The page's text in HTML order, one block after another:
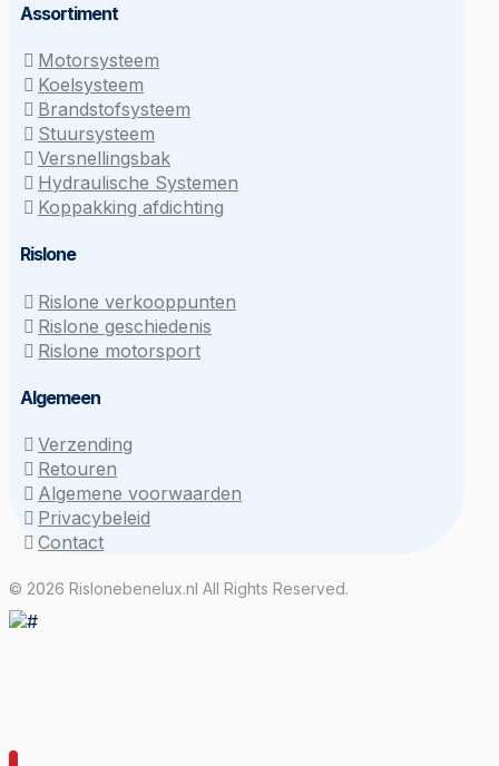
Assortiment
Motorsysteem
Koelsysteem
Brandstofsysteem
Stuursysteem
Versnellingsbak
Hydraulische Systemen
Koppakking afdichting
Rislone
Rislone verkooppunten
Rislone geschiedenis
Rislone motorsport
Algemeen
Verzending
Retouren
Algemene voorwaarden
Privacybeleid
Contact
© 2026 Rislonebenelux.nl All Rights Reserved.